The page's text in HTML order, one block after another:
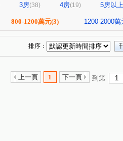
3房(38) 4房(19) 5房以上
800-1200萬元(3) 1200-2000萬
排序：
上一頁 1 下一頁 到第